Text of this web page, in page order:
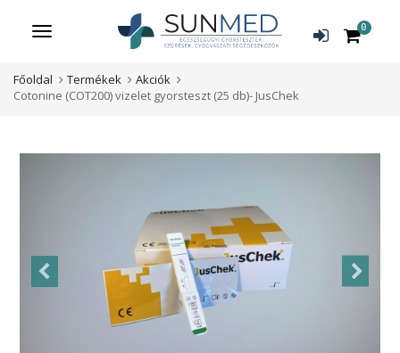
Menü 0
Főoldal Termékek
Akciók
Cotonine (COT200) vizelet gyorsteszt (25 db)- JusChek